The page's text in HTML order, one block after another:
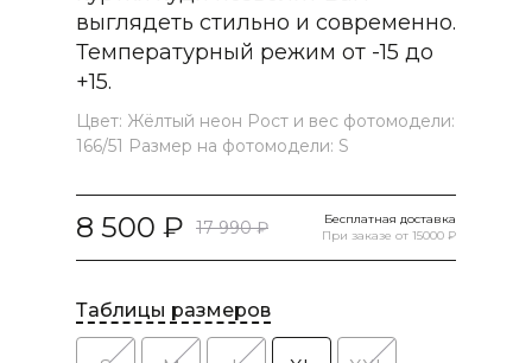
выглядеть стильно и современно.
Температурный режим от -15 до
+15.
Цвет: Жёлтый неон Рост и вес фотомодели:
166/51 Размер на фотомодели: S
8 500 17 990
Бесплатная доставка
При заказе от 15000 ₽
Таблицы размеров